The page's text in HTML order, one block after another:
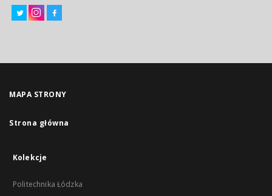
MAPA STRONY
Strona główna
Kolekcje
Politechnika Łódzka